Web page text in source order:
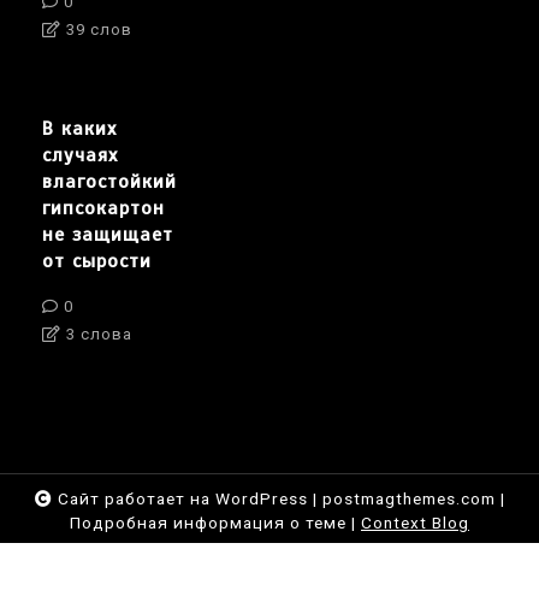
39 слов
В каких
случаях
влагостойкий
гипсокартон
не защищает
от сырости
0
3 слова
Сайт работает на WordPress | postmagthemes.com |
Подробная информация о теме | Context Blog